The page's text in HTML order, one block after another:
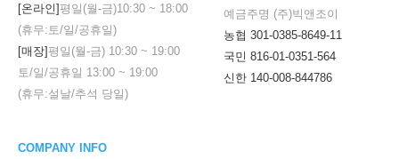
[온라인]평일(월-금)10:30 ~ 18:00
(휴무:토/일/공휴일)
[매장]평일(월-금) 10:30 ~ 19:00
토/일/공휴일 13:00 ~ 19:00
(휴무:설날/추석 당일)
예금주명 (주)빅앤조이
농협 301-0385-8649-11
국민 816-01-0351-564
신한 140-008-844786
COMPANY INFO